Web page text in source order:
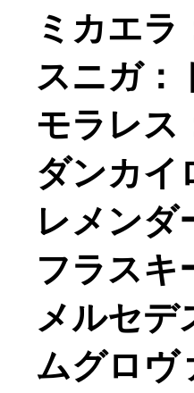
ミカエ
スニガ：
モラレス
ダンカイ
レメンダ
フラスキ
メルセデ
ムグロヴ